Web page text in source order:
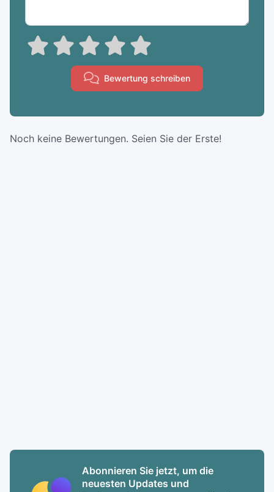
Bewertung schreiben
Noch keine Bewertungen. Seien Sie der Erste!
Abonnieren Sie jetzt, um die
neuesten Updates und